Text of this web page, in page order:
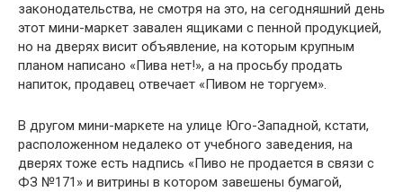
законодательства, не смотря на это, на сегодняшний день
этот мини-маркет завален ящиками с пенной продукцией,
но на дверях висит объявление, на которым крупным
планом написано «Пива нет!», а на просьбу продать
напиток, продавец отвечает «Пивом не торгуем».
В другом мини-маркете на улице Юго-Западной, кстати,
расположенном недалеко от учебного заведения, на
дверях тоже есть надпись «Пиво не продается в связи с
ФЗ №171» и витрины в котором завешены бумагой,